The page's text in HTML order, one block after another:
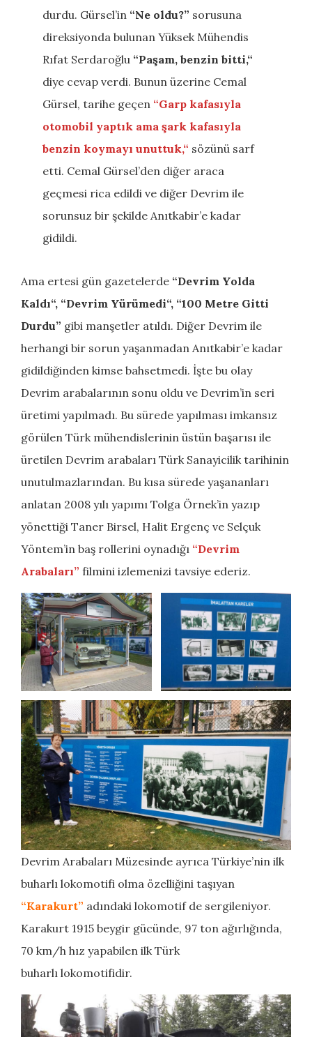
durdu. Gürsel’in “Ne oldu?” sorusuna
direksiyonda bulunan Yüksek Mühendis
Rıfat Serdaroğlu “Paşam, benzin bitti,“
diye cevap verdi. Bunun üzerine Cemal
Gürsel, tarihe geçen “Garp kafasıyla
otomobil yaptık ama şark kafasıyla
benzin koymayı unuttuk,“ sözünü sarf
etti. Cemal Gürsel’den diğer araca
geçmesi rica edildi ve diğer Devrim ile
sorunsuz bir şekilde Anıtkabir’e kadar
gidildi.
Ama ertesi gün gazetelerde “Devrim Yolda
Kaldı“, “Devrim Yürümedi“, “100 Metre Gitti
Durdu” gibi manşetler atıldı. Diğer Devrim ile
herhangi bir sorun yaşanmadan Anıtkabir’e kadar
gidildiğinden kimse bahsetmedi. İşte bu olay
Devrim arabalarının sonu oldu ve Devrim’in seri
üretimi yapılmadı. Bu sürede yapılması imkansız
görülen Türk mühendislerinin üstün başarısı ile
üretilen Devrim arabaları Türk Sanayicilik tarihinin
unutulmazlarından. Bu kısa sürede yaşananları
anlatan 2008 yılı yapımı Tolga Örnek’in yazıp
yönettiği Taner Birsel, Halit Ergenç ve Selçuk
Yöntem’in baş rollerini oynadığı “Devrim
Arabaları” filmini izlemenizi tavsiye ederiz.
Devrim Arabaları Müzesinde ayrıca Türkiye’nin ilk
buharlı lokomotifi olma özelliğini taşıyan
“Karakurt” adındaki lokomotif de sergileniyor.
Karakurt 1915 beygir gücünde, 97 ton ağırlığında,
70 km/h hız yapabilen ilk Türk
buharlı lokomotifidir.